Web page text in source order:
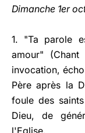
Dimanche 1er
1. "Ta parole
amour"
invocation,
Père après la
foule des
Dieu, de
l'Eglise.